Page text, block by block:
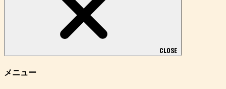
CLOSE
メニュー